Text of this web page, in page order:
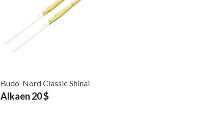
Budo-Nord Classic Shinai
Alkaen 20 $